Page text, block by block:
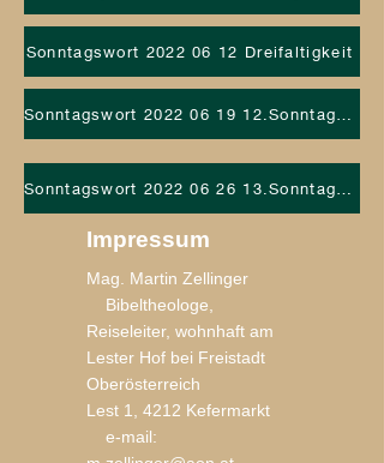
Sonntagswort 2022 06 12 Dreifaltigkeit
Impressum
Mag. Martin Zellinger
Bibeltheologe,
Reiseleiter, wohnhaft am
Lester Hof bei Freistadt
Oberösterreich
Lest 1, 4212 Kefermarkt
e-mail: